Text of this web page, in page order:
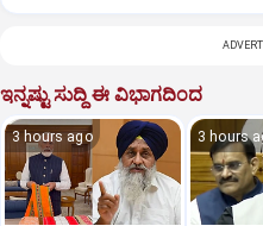
ಇನ್ನಷ್ಟು ಸುದ್ದಿ ಈ ವಿಭಾಗದಿಂದ
3 hours ago 3 hours